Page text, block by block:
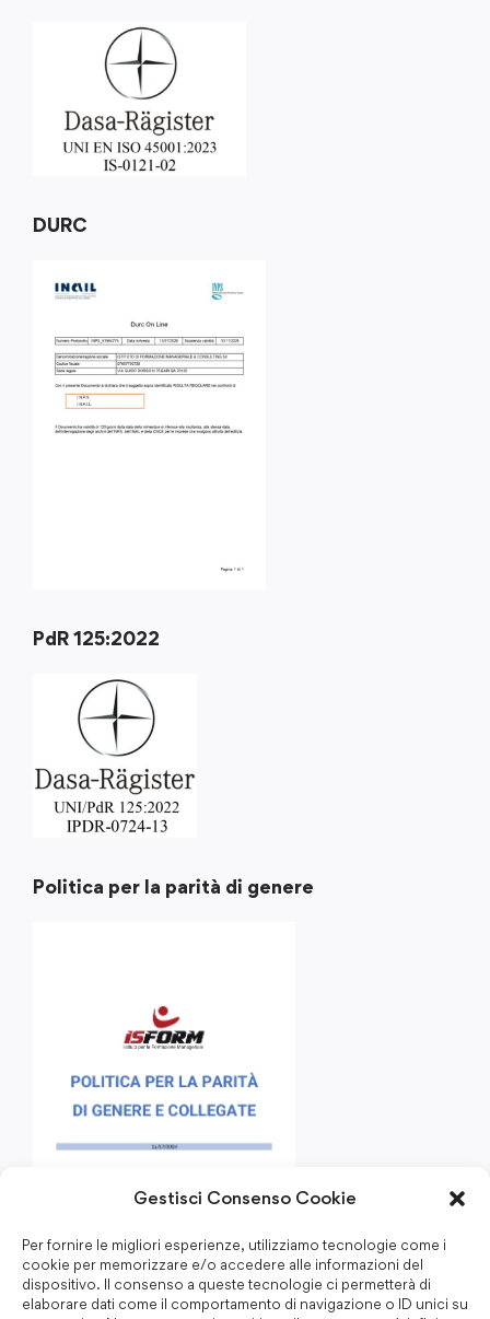
Gestisci Consenso Cookie
Per fornire le migliori esperienze, utilizziamo tecnologie come i
cookie per memorizzare e/o accedere alle informazioni del
dispositivo. Il consenso a queste tecnologie ci permetterà di
elaborare dati come il comportamento di navigazione o ID unici su
DURC
PdR 125:2022
Politica per la parità di genere